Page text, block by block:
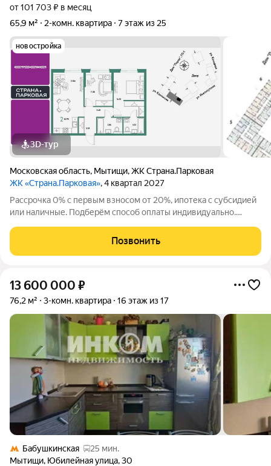
от 101 703 ₽ в месяц
65,9 м²
2-комн. квартира 7 этаж из 25
новостройка
3D-тур
Московская область, Мытищи,ЖК Страна.Парковая
ЖК «Страна.Парковая», 4 квартал 2027
Рассрочка 0% с первым взносом от 20%, ипотека с субсидией
или наличные. Подберём способ оплаты индивидуально.
Продается 2комнатная квартира на 7 этаже от застройщика
Страна Девелопмент.
Позвонить
13 600 000 ₽
76,2 м² 3-комн. квартира 16 этаж из 17
Бабушкинская
25 мин.
Мытищи, Юбилейная улица,30